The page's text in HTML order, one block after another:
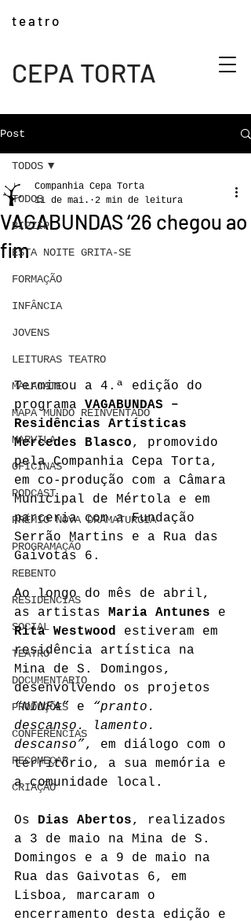
CEPA TORTA
t e a t r o
Post
TODOS
BIPZIP
ESTA NOITE GRITA-SE
FORMAÇÃO
INFÂNCIA
JOVENS
LEITURAS TEATRO
MALACATE
MAPA MUNDO REINVENTADO
MARVILA
OFICINAS
PODCAST
PRÉMIO NOVA DRAMATURGIA
PROGRAMAÇÃO
REBENTO
RESIDÊNCIAS
SOCIAL
TEATRO
DOCUMENTARIO
PRODUÇÕES
CONFERÊNCIAS
RECOMEÇAR
CRIAÇÃO
TODOS
VAGABUNDAS ‘26 chegou ao
fim
Companhia Cepa Torta
11 de mai.
2 min de leitura
Terminou a 4.ª edição do
programa VAGABUNDAS –
Residências Artísticas
Mercedes Blasco, promovido
pela Companhia Cepa Torta,
em co-produção com a Câmara
Municipal de Mértola e em
parceria com a Fundação
Serrão Martins e a Rua das
Gaivotas 6.
Ao longo do mês de abril,
as artistas Maria Antunes e
Rita Westwood estiveram em
residência artística na
Mina de S. Domingos,
desenvolvendo os projetos
“NINFA” e
“pranto.
descanso. lamento.
descanso”, em diálogo com o
território, a sua memória e
a comunidade local.
Os Dias Abertos, realizados
a 3 de maio na Mina de S.
Domingos e a 9 de maio na
Rua das Gaivotas 6, em
Lisboa, marcaram o
encerramento desta edição e